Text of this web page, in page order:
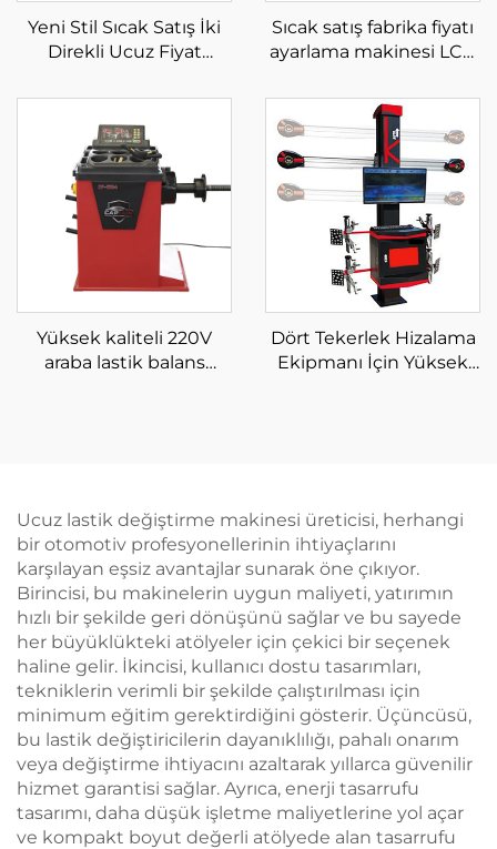
Yeni Stil Sıcak Satış İki
Direkli Ucuz Fiyat
iki direkli asansör
Sıcak satış fabrika fiyatı
ayarlama makinesi LCD
otomatik tekerlek
dengeleyici
Yüksek kaliteli 220V
araba lastik balans
Dört Tekerlek Hizalama
Ekipmanı İçin Yüksek
Ucuz lastik değiştirme makinesi üreticisi, herhangi
bir otomotiv profesyonellerinin ihtiyaçlarını
karşılayan eşsiz avantajlar sunarak öne çıkıyor.
Birincisi, bu makinelerin uygun maliyeti, yatırımın
hızlı bir şekilde geri dönüşünü sağlar ve bu sayede
her büyüklükteki atölyeler için çekici bir seçenek
haline gelir. İkincisi, kullanıcı dostu tasarımları,
tekniklerin verimli bir şekilde çalıştırılması için
minimum eğitim gerektirdiğini gösterir. Üçüncüsü,
bu lastik değiştiricilerin dayanıklılığı, pahalı onarım
veya değiştirme ihtiyacını azaltarak yıllarca güvenilir
hizmet garantisi sağlar. Ayrıca, enerji tasarrufu
tasarımı, daha düşük işletme maliyetlerine yol açar
ve kompakt boyut değerli atölyede alan tasarrufu